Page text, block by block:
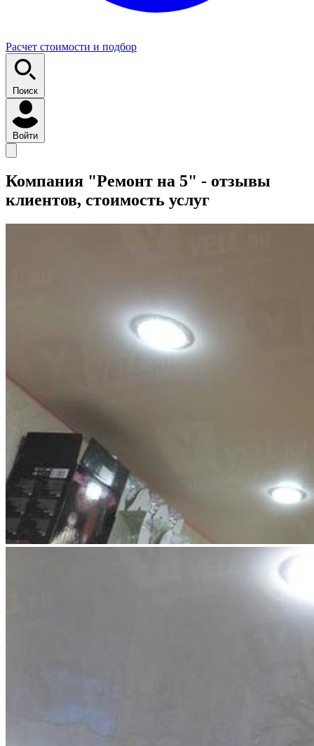
Расчет стоимости и подбор
Поиск
Войти
Компания "Ремонт на 5" - отзывы
клиентов, стоимость услуг